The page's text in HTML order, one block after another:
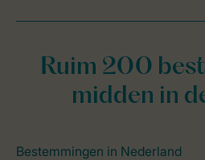
Ruim 200
midden in
Bestemmingen in Nederland